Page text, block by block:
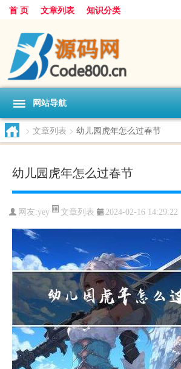
首 页 文章列表 知识分类
网站导航
> 文章列表 > 幼儿园虎年怎么过春节
幼儿园虎年怎么过春节
网友:yey 文章列表 2024-02-16 14:29:22